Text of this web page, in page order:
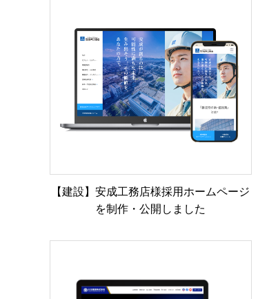
【建設】安成工務店様採用ホームページ
を制作・公開しました